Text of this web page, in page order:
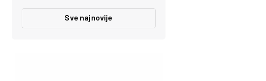
Sve najnovije